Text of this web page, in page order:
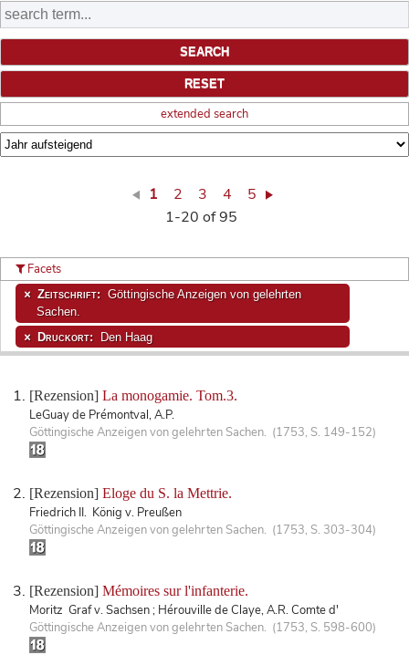
extended search
1 2 3 4
5
1-20 of 95
[Rezension] La monogamie. Tom.3.
LeGuay de Prémontval, A.P.
Göttingische Anzeigen von gelehrten Sachen. (1753, S. 149-152)
[Rezension] Eloge du S. la Mettrie.
Friedrich II. König v. Preußen
Göttingische Anzeigen von gelehrten Sachen. (1753, S. 303-304)
[Rezension] Mémoires sur l'infanterie.
Moritz Graf v. Sachsen ; Hérouville de Claye, A.R. Comte d'
Göttingische Anzeigen von gelehrten Sachen. (1753, S. 598-600)
Facets
Zeitschrift:
Göttingische Anzeigen von gelehrten
Sachen.
Druckort: Den Haag